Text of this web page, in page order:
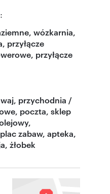
wózkarnia,
przyłącze
przyłącze
przychodnia /
poczta, sklep
zabaw, apteka,
żłobek